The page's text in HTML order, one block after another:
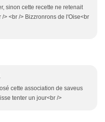
sinon cette recette ne retenait
> <br /> Bizzronrons de l'Oise<br
cette association de saveus
tenter un jour<br />